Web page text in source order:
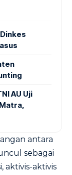
AU Uji
antara
sebagai
aktivis-aktivis